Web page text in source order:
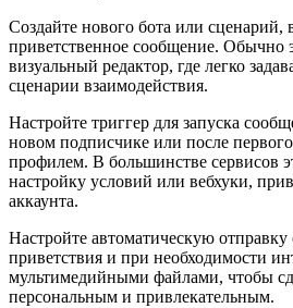
Создайте нового бота или сценарий,
приветственное сообщение. Обычно
визуальный редактор, где легко
сценарии взаимодействия.
Настройте триггер для запуска
новом подписчике или после
профилем. В большинстве сервисов
настройку условий или вебхуки,
аккаунта.
Настройте автоматическую отправку
приветствия и при необходимости
мультимедийными файлами, чтобы
персональным и привлекательным.